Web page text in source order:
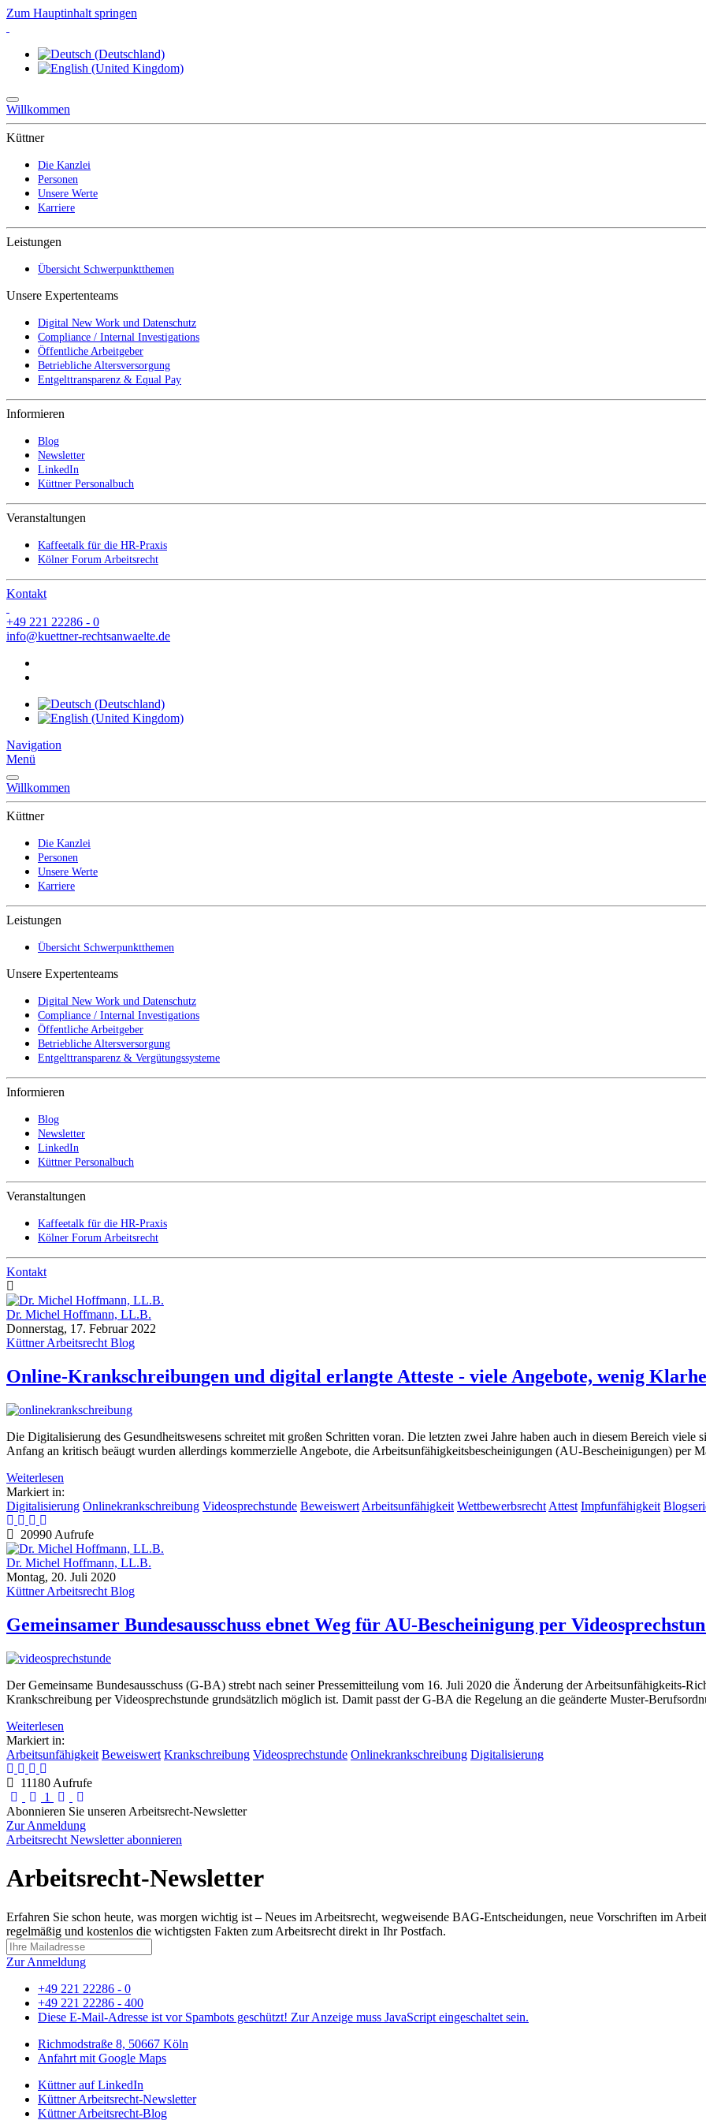
Zum Hauptinhalt springen
Willkommen
Küttner
Die Kanzlei
Personen
Unsere Werte
Karriere
Leistungen
Übersicht Schwerpunktthemen
Unsere Expertenteams
Digital New Work und Datenschutz
Compliance / Internal Investigations
Öffentliche Arbeitgeber
Betriebliche Altersversorgung
Entgelttransparenz & Equal Pay
Informieren
Blog
Newsletter
LinkedIn
Küttner Personalbuch
Veranstaltungen
Kaffeetalk für die HR-Praxis
Kölner Forum Arbeitsrecht
Kontakt
+49 221 22286 - 0
info@kuettner-rechtsanwaelte.de
Navigation
Menü
Willkommen
Küttner
Die Kanzlei
Personen
Unsere Werte
Karriere
Leistungen
Übersicht Schwerpunktthemen
Unsere Expertenteams
Digital New Work und Datenschutz
Compliance / Internal Investigations
Öffentliche Arbeitgeber
Betriebliche Altersversorgung
Entgelttransparenz & Vergütungssysteme
Informieren
Blog
Newsletter
LinkedIn
Küttner Personalbuch
Veranstaltungen
Kaffeetalk für die HR-Praxis
Kölner Forum Arbeitsrecht
Kontakt
Dr. Michel Hoffmann, LL.B.
Donnerstag, 17. Februar 2022
Küttner Arbeitsrecht Blog
Online-Krankschreibungen und digital erlangte Atteste - viele Angebote, wenig
Die Digitalisierung des Gesundheitswesens schreitet mit großen Schritten voran. Die letzten zwei Jahre haben auch in diesem Bereich
Anfang an kritisch beäugt wurden allerdings kommerzielle Angebote, die Arbeitsunfähigkeitsbescheinigungen (AU-Bescheinigungen) per
Weiterlesen
Markiert in:
Digitalisierung Onlinekrankschreibung Videosprechstunde Beweiswert Arbeitsunfähigkeit Wettbewerbsrecht Attest Impfunfähigkeit
20990 Aufrufe
Dr. Michel Hoffmann, LL.B.
Montag, 20. Juli 2020
Küttner Arbeitsrecht Blog
Gemeinsamer Bundesausschuss ebnet Weg für AU-Bescheinigung per
Der Gemeinsame Bundesausschuss (G-BA) strebt nach seiner Pressemitteilung vom 16. Juli 2020 die Änderung der Arbeitsunfähigkeits-
Krankschreibung per Videosprechstunde grundsätzlich möglich ist. Damit passt der G-BA die Regelung an die geänderte Muster-
Weiterlesen
Markiert in:
Arbeitsunfähigkeit Beweiswert Krankschreibung Videosprechstunde Onlinekrankschreibung Digitalisierung
11180 Aufrufe
First Page
Previous Page
1 Next Page
Abonnieren Sie unseren Arbeitsrecht-Newsletter
Zur Anmeldung
Arbeitsrecht Newsletter abonnieren
Arbeitsrecht-Newsletter
Erfahren Sie schon heute, was morgen wichtig ist – Neues im Arbeitsrecht, wegweisende BAG-Entscheidungen, neue Vorschriften im
regelmäßig und kostenlos die wichtigsten Fakten zum Arbeitsrecht direkt in Ihr Postfach.
Zur Anmeldung
+49 221 22286 - 0
+49 221 22286 - 400
Diese E-Mail-Adresse ist vor Spambots geschützt! Zur Anzeige muss JavaScript eingeschaltet sein.
Richmodstraße 8, 50667 Köln
Anfahrt mit Google Maps
Küttner auf LinkedIn
Küttner Arbeitsrecht-Newsletter
Küttner Arbeitsrecht-Blog